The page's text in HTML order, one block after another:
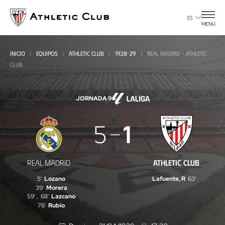
contenido
principal
ES
MENÚ
INICIO EQUIPOS ATHLETIC CLUB 1928-29
REAL MADRID - ATHLETIC
CLUB
JORNADA 9
Madrid
-
Athletic
REAL MADRID
5 1
ATHLETIC CLUB
5' Lozano
39' Morera
59' , 68' Lazcano
76' Rubio
Lafuente, R 63'